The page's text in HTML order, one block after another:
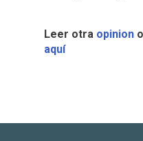
Leer otra opiniono
aquí